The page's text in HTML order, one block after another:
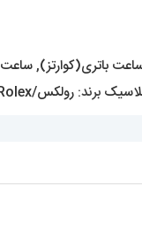
باتری(کوارتز),ساعت
برند: رولکس/Rolex